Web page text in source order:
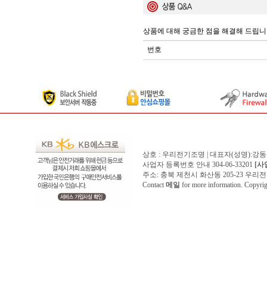
상품에 대해 궁금한 점을 해결해 드립
번호
상호 : 우리전기조명 | 대표자(성명):강
사업자 등록번호 안내 304-06-33201 [사
주소: 충북 제천시 화산동 205-23 우리
Contact 메일 for more information.